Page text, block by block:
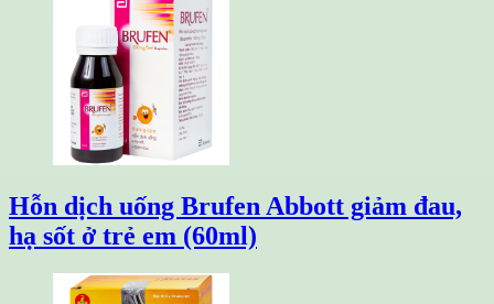
Hỗn dịch uống Brufen Abbott giảm đau,
hạ sốt ở trẻ em (60ml)